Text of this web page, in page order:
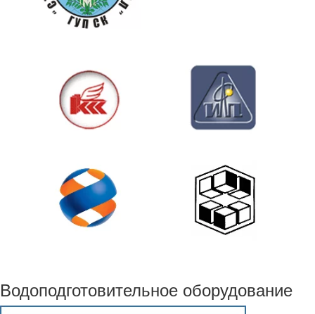
Водоподготовительное оборудование